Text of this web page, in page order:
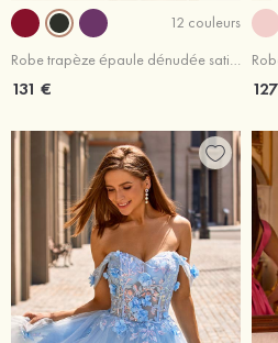
12 couleurs
Robe trapèze épaule dénudée satin courte/mini robe de fête de la rentrée
131 €